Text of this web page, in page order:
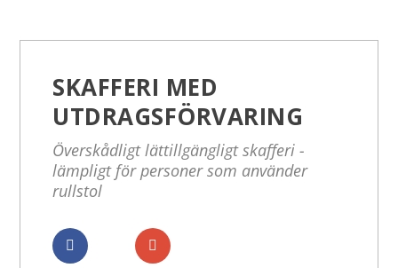
SKAFFERI MED
UTDRAGSFÖRVARING
Överskådligt lättillgängligt skafferi -
lämpligt för personer som använder
rullstol